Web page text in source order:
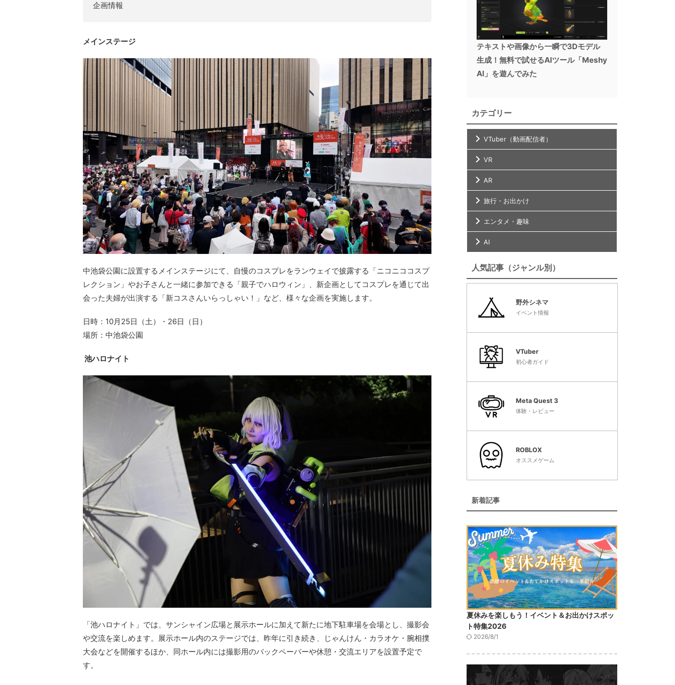
企画情報
メインステージ
中池袋公園に設置するメインステージにて、自慢のコスプレをランウェイで披露する「ニコニココスプ
レクション」やお子さんと一緒に参加できる「親子でハロウィン」、新企画としてコスプレを通じて出
会った夫婦が出演する「新コスさんいらっしゃい！」など、様々な企画を実施します。
日時：10月25日（土）・26日（日）
場所：中池袋公園
池ハロナイト
「池ハロナイト」では、サンシャイン広場と展示ホールに加えて新たに地下駐車場を会場とし、撮影会
や交流を楽しめます。展示ホール内のステージでは、昨年に引き続き、じゃんけん・カラオケ・腕相撲
大会などを開催するほか、同ホール内には撮影用のバックペーパーや休憩・交流エリアを設置予定で
す。
テキストや画像から一瞬で3Dモデル
生成！無料で試せるAIツール「Meshy
AI」を遊んでみた
カテゴリー
VTuber（動画配信者）
VR
AR
旅行・お出かけ
エンタメ・趣味
AI
人気記事（ジャンル別）
野外シネマ
イベント情報
VTuber
初心者ガイド
Meta Quest 3
体験・レビュー
ROBLOX
オススメゲーム
新着記事
夏休みを楽しもう！イベント＆お出かけスポッ
ト特集2026
2026/8/1